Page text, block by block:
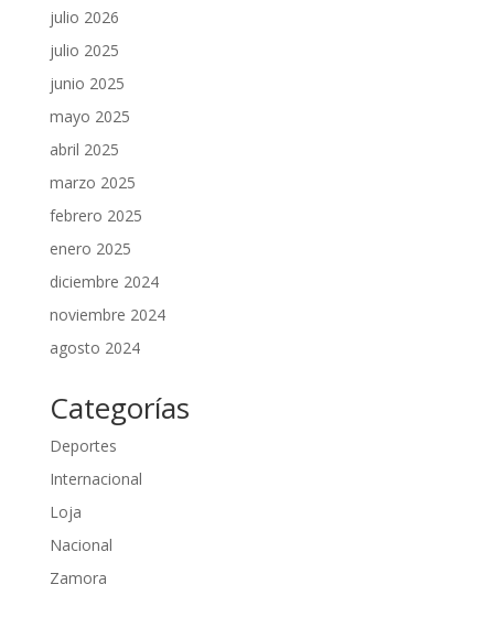
julio 2026
julio 2025
junio 2025
mayo 2025
abril 2025
marzo 2025
febrero 2025
enero 2025
diciembre 2024
noviembre 2024
agosto 2024
Categorías
Deportes
Internacional
Loja
Nacional
Zamora